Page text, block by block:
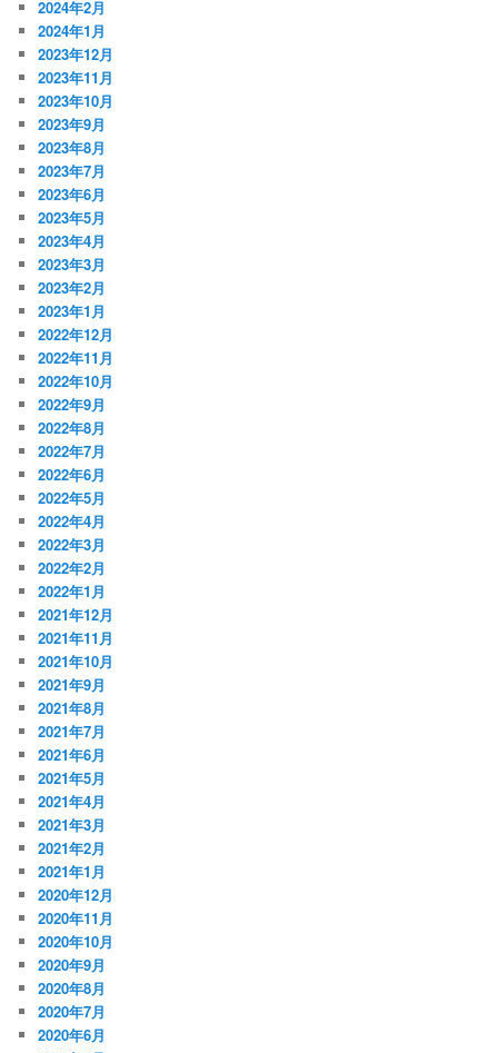
2024年2月
2024年1月
2023年12月
2023年11月
2023年10月
2023年9月
2023年8月
2023年7月
2023年6月
2023年5月
2023年4月
2023年3月
2023年2月
2023年1月
2022年12月
2022年11月
2022年10月
2022年9月
2022年8月
2022年7月
2022年6月
2022年5月
2022年4月
2022年3月
2022年2月
2022年1月
2021年12月
2021年11月
2021年10月
2021年9月
2021年8月
2021年7月
2021年6月
2021年5月
2021年4月
2021年3月
2021年2月
2021年1月
2020年12月
2020年11月
2020年10月
2020年9月
2020年8月
2020年7月
2020年6月